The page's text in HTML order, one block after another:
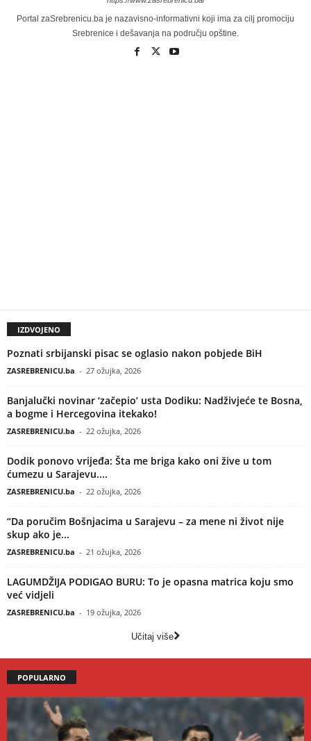
Portal zaSrebrenicu.ba je nazavisno-informativni koji ima za cilj promociju
Srebrenice i dešavanja na području opštine.
IZDVOJENO
Poznati srbijanski pisac se oglasio nakon pobjede BiH
ZASREBRENICU.ba - 27 ožujka, 2026
Banjalučki novinar ‘začepio’ usta Dodiku: Nadživjeće te Bosna,
a bogme i Hercegovina itekako!
ZASREBRENICU.ba - 22 ožujka, 2026
Dodik ponovo vrijeđa: Šta me briga kako oni žive u tom
ćumezu u Sarajevu....
ZASREBRENICU.ba - 22 ožujka, 2026
“Da poručim Bošnjacima u Sarajevu – za mene ni život nije
skup ako je...
ZASREBRENICU.ba - 21 ožujka, 2026
LAGUMDŽIJA PODIGAO BURU: To je opasna matrica koju smo
već vidjeli
ZASREBRENICU.ba - 19 ožujka, 2026
Učitaj više
POPULARNO